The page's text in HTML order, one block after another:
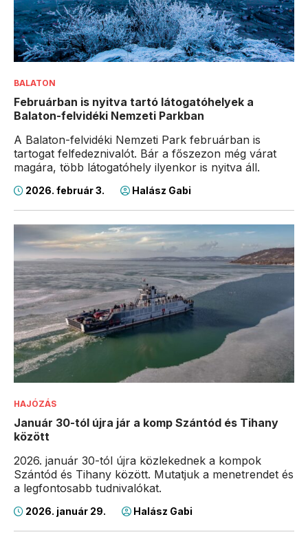
BALATON
Februárban is nyitva tartó látogatóhelyek a
Balaton-felvidéki Nemzeti Parkban
A Balaton-felvidéki Nemzeti Park februárban is
tartogat felfedeznivalót. Bár a főszezon még várat
magára, több látogatóhely ilyenkor is nyitva áll.
2026. február 3. Halász Gabi
HAJÓZÁS
Január 30-tól újra jár a komp Szántód és Tihany
között
2026. január 30-tól újra közlekednek a kompok
Szántód és Tihany között. Mutatjuk a menetrendet és
a legfontosabb tudnivalókat.
2026. január 29. Halász Gabi